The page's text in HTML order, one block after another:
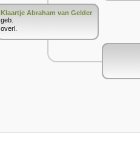
Klaartje Abraham van Gelder
geb.
overl.